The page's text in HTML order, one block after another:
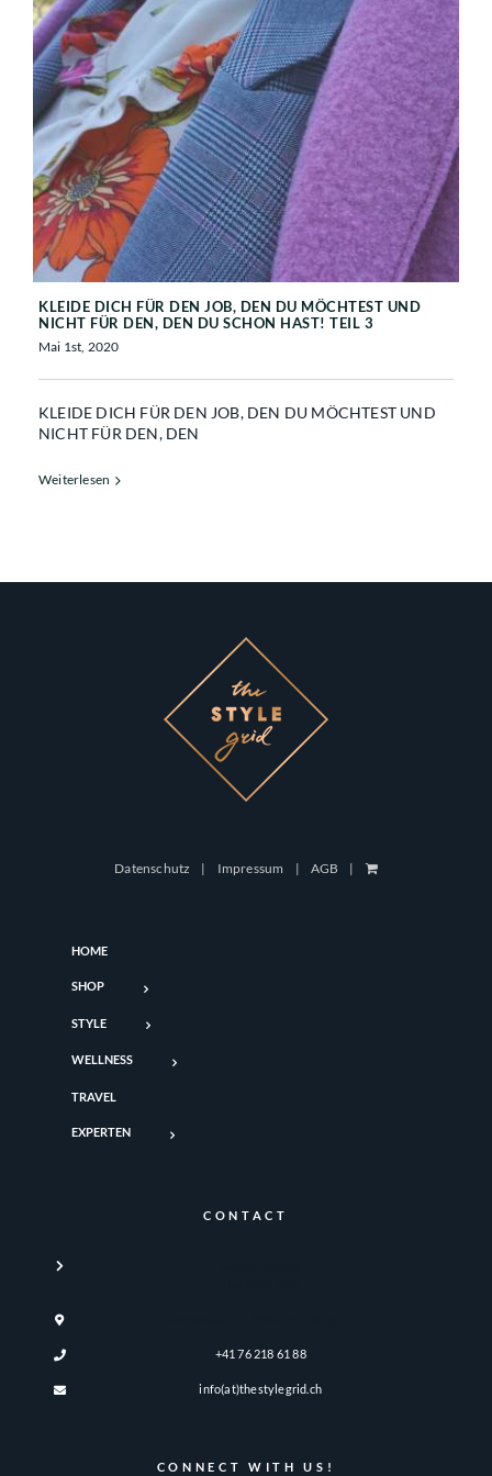
KLEIDE DICH FÜR DEN JOB, DEN DU
MÖCHTEST UND NICHT FÜR DEN,
DEN DU SCHON HAST! TEIL 3
KLEIDE DICH FÜR DEN JOB, DEN DU MÖCHTEST UND
NICHT FÜR DEN, DEN DU SCHON HAST! TEIL 3
Mai 1st, 2020
KLEIDE DICH FÜR DEN JOB, DEN DU MÖCHTEST UND
NICHT FÜR DEN, DEN
Weiterlesen
Datenschutz Impressum AGB
HOME
SHOP
STYLE
WELLNESS
TRAVEL
EXPERTEN
CONTACT
+41 76 218 61 88
info(at)thestylegrid.ch
CONNECT WITH US!